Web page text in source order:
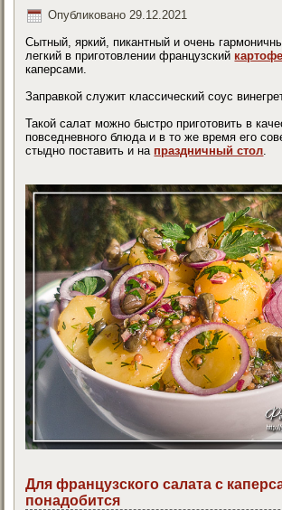
Опубликовано 29.12.2021
Сытный, яркий, пикантный и очень
легкий в приготовлении французский
каперсами.
Заправкой служит классический соус
Такой салат можно быстро приготовить в
повседневного блюда и в то же время его
стыдно поставить и на праздничный стол.
Для французского салата с
понадобится